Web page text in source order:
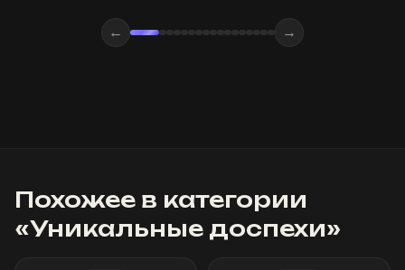
← →
Похожее в категории
«Уникальные доспехи»